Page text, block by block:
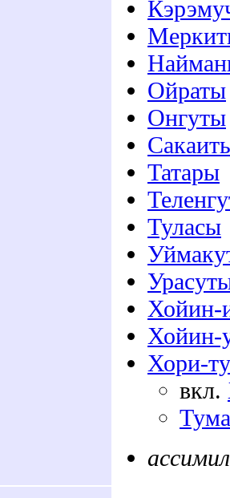
Ойраты
Онгуты
Татары
Туласы
Хойин-
Хойин-
Хори-
вкл.